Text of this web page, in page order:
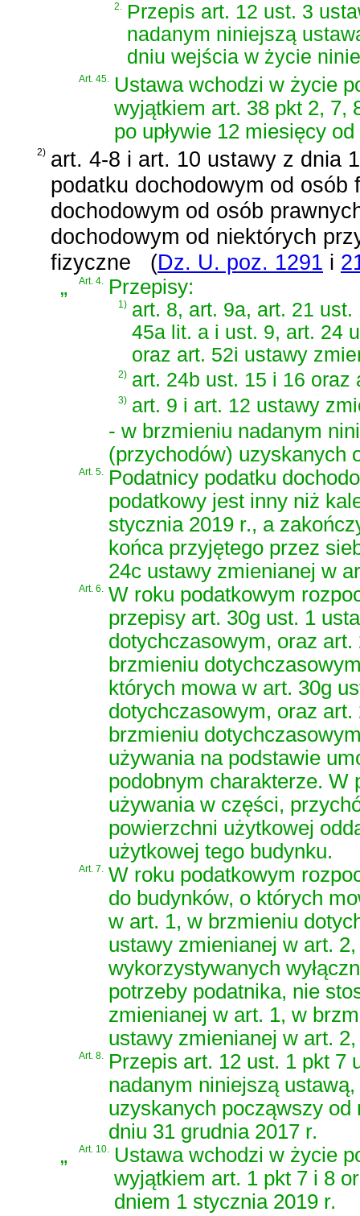
2. Przepis art. 12 ust. 3
nadanym niniejszą
dniu wejścia w życie
Art. 45. Ustawa wchodzi w życie
wyjątkiem art. 38 pkt 2, 7,
po upływie 12 miesięcy
2) art. 4-8 i art. 10 ustawy z dnia
podatku dochodowym od
dochodowym od osób
dochodowym od niektórych
fizyczne
(Dz. U. poz. 1291 i
„ Art. 4. Przepisy:
1) art. 8, art. 9a, art. 21
45a lit. a i ust. 9, art. 24
oraz art. 52i ustawy
2) art. 24b ust. 15 i 16
3) art. 9 i art. 12 ustawy
- w brzmieniu nadanym
(przychodów) uzyskanych
Art. 5. Podatnicy podatku
podatkowy jest inny niż
stycznia 2019 r., a
końca przyjętego przez
24c ustawy zmienianej w
Art. 6. W roku podatkowym
przepisy art. 30g ust. 1
dotychczasowym, oraz
brzmieniu
których mowa w art. 30g
dotychczasowym, oraz
brzmieniu
używania na podstawie
podobnym charakterze. W
używania w części,
powierzchni użytkowej
użytkowej tego budynku.
Art. 7. W roku podatkowym
do budynków, o których
w art. 1, w brzmieniu
ustawy zmienianej w art.
wykorzystywanych
potrzeby podatnika, nie
zmienianej w art. 1, w
ustawy zmienianej w art.
Art. 8. Przepis art. 12 ust. 1 pkt 7
nadanym niniejszą
uzyskanych począwszy od
dniu 31 grudnia 2017 r.
„ Art. 10. Ustawa wchodzi w życie
wyjątkiem art. 1 pkt 7 i 8
dniem 1 stycznia 2019 r.